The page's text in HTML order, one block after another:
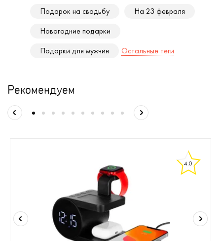
Подарок на свадьбу
На 23 февраля
Новогодние подарки
Подарки для мужчин
Остальные теги
Рекомендуем
4.0